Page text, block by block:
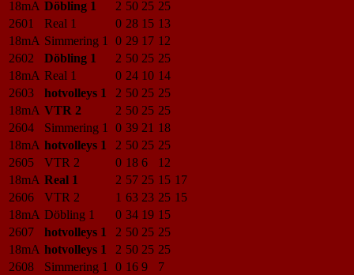
18mA Döbling 1 2 50 25 25
2601
Real 1 0 28 15 13
18mA Simmering 1 0 29 17 12
2602
Döbling 1 2 50 25 25
18mA Real 1 0 24 10 14
2603
hotvolleys 1 2 50 25 25
18mA VTR 2 2 50 25 25
2604
Simmering 1 0 39 21 18
18mA hotvolleys 1 2 50 25 25
2605
VTR 2 0 18 6
12
18mA Real 1 2 57 25 15 17
2606
VTR 2 1 63 23 25 15
18mA Döbling 1 0 34 19 15
2607
hotvolleys 1 2 50 25 25
18mA hotvolleys 1 2 50 25 25
2608
Simmering 1 0 16 9
7